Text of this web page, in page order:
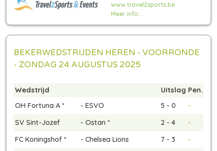
www.travel2sports.be
Meer info...
BEKERWEDSTRIJDEN HEREN - VOORRONDE
- ZONDAG 24 AUGUSTUS 2025
Wedstrijd Uitslag Pen.
OH Fortuna A *
- ESVO 5 - 0
-
SV Sint-Jozef
- Ostan * 2 - 4
-
FC Koningshof *
- Chelsea Lions 7 - 3
-